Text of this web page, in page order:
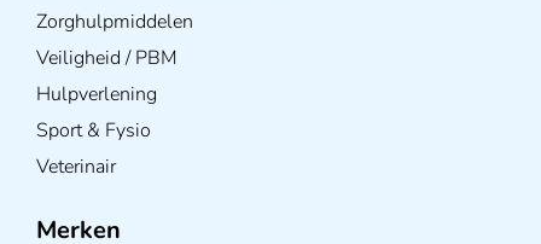
Zorghulpmiddelen
Veiligheid / PBM
Hulpverlening
Sport & Fysio
Veterinair
Merken